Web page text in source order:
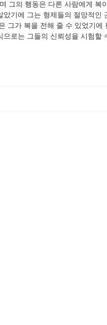
그의 행동은 다른 사람에게 복
았기에 그는 형제들의 절망적
그가 복을 전해 줄 수 있었기
으로는 그들의 신뢰성을 시험할